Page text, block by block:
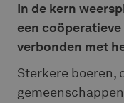
In de kern
een
verbonden met
Sterkere boeren,